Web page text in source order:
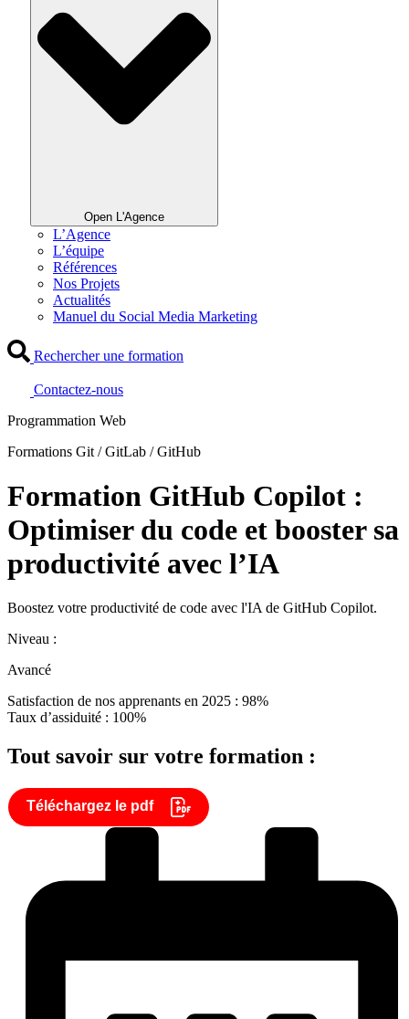
Open L'Agence
L’Agence
L’équipe
Références
Nos Projets
Actualités
Manuel du Social Media Marketing
Rechercher une formation
Contactez-nous
Programmation Web
Formations Git / GitLab / GitHub
Formation GitHub Copilot :
Optimiser du code et booster sa
productivité avec l’IA
Boostez votre productivité de code avec l'IA de GitHub Copilot.
Niveau :
Avancé
Satisfaction de nos apprenants en 2025 : 98%
Taux d’assiduité : 100%
Tout savoir sur votre formation :
Téléchargez le pdf